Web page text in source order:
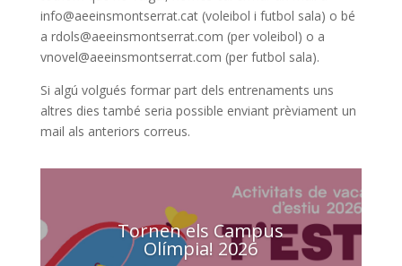
info@aeeinsmontserrat.cat (voleibol i futbol sala) o bé
a rdols@aeeinsmontserrat.com (per voleibol) o a
vnovel@aeeinsmontserrat.com (per futbol sala).
Si algú volgués formar part dels entrenaments uns
altres dies també seria possible enviant prèviament un
mail als anteriors correus.
Tornen els Campus
Olímpia! 2026